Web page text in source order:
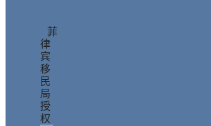
菲
律
宾
移
民
局
授
权